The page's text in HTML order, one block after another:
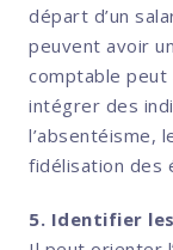
départ d’un
peuvent avoir
comptable peut
intégrer des
l’absentéisme,
fidélisation des
5. Identifier